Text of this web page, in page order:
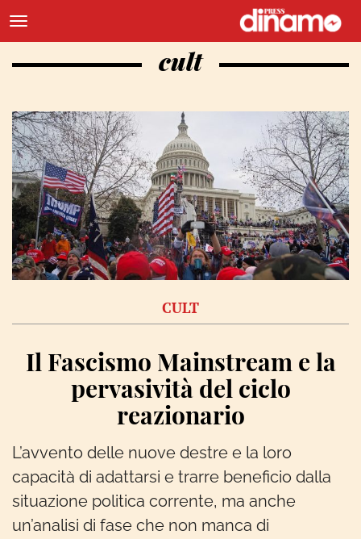
cult
CULT
Il Fascismo Mainstream e la
pervasività del ciclo
reazionario
L’avvento delle nuove destre e la loro
capacità di adattarsi e trarre beneficio dalla
situazione politica corrente, ma anche
un’analisi di fase che non manca di